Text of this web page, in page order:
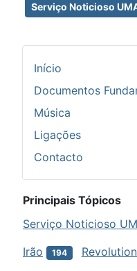
Serviço Noticioso
Início
Documentos
Música
Ligações
Contacto
Principais Tópicos
Serviço Noticioso
Irão 194